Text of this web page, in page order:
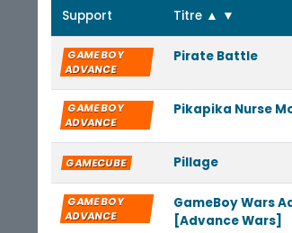
Support Titre ▲ ▼
GAME BOY
ADVANCE
Pirate Battle
GAME BOY
ADVANCE
Pikapika Nurse
GAMECUBE Pillage
GAME BOY
ADVANCE
GameBoy Wars
[Advance Wars]